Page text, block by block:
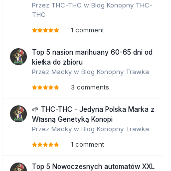
Przez THC-THC w Blog Konopny THC-
THC
1 comment
Top 5 nasion marihuany 60-65 dni od
kiełka do zbioru
Przez Macky w Blog Konopny Trawka
3 comments
🌱 THC-THC - Jedyna Polska Marka z
Własną Genetyką Konopi
Przez Macky w Blog Konopny Trawka
1 comment
Top 5 Nowoczesnych automatów XXL